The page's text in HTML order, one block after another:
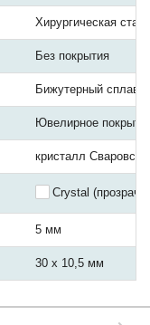
Хирургическая
Без покрытия
Бижутерный сплав
Ювелирное
кристалл Сваровски
Crystal
5 мм
30 х 10,5 мм